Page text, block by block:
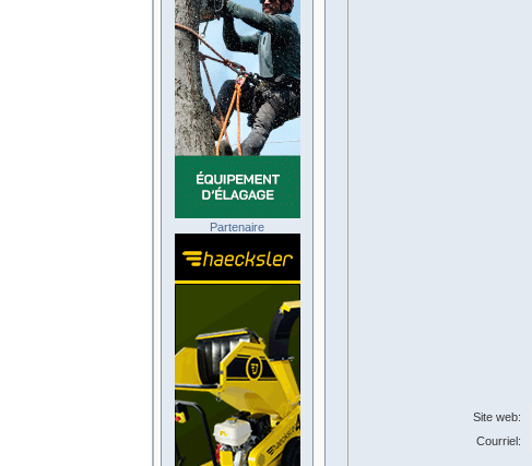
Site web:
Courriel:
Partenaire